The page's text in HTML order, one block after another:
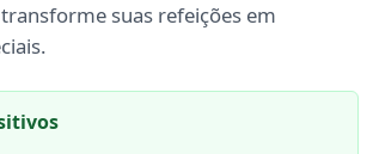
suas refeições em